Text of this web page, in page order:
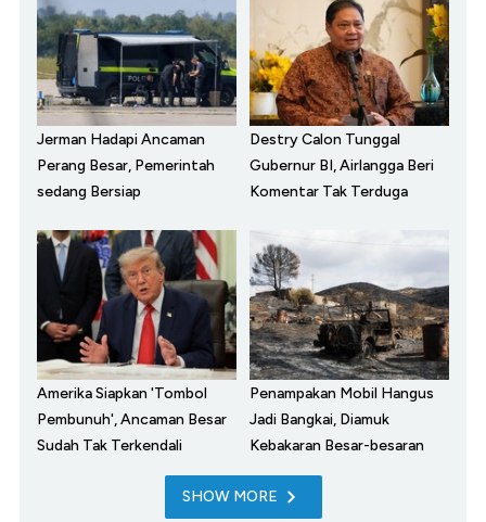
Jerman Hadapi Ancaman
Perang Besar, Pemerintah
sedang Bersiap
Destry Calon Tunggal
Gubernur BI, Airlangga Beri
Komentar Tak Terduga
Amerika Siapkan 'Tombol
Pembunuh', Ancaman Besar
Sudah Tak Terkendali
Penampakan Mobil Hangus
Jadi Bangkai, Diamuk
Kebakaran Besar-besaran
SHOW MORE